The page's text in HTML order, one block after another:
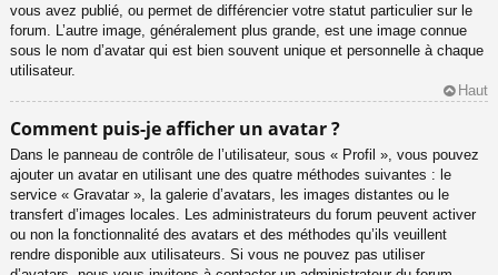
vous avez publié, ou permet de différencier votre statut particulier sur le
forum. L’autre image, généralement plus grande, est une image connue
sous le nom d’avatar qui est bien souvent unique et personnelle à chaque
utilisateur.
Haut
Comment puis-je afficher un avatar ?
Dans le panneau de contrôle de l’utilisateur, sous « Profil », vous pouvez
ajouter un avatar en utilisant une des quatre méthodes suivantes : le
service « Gravatar », la galerie d’avatars, les images distantes ou le
transfert d’images locales. Les administrateurs du forum peuvent activer
ou non la fonctionnalité des avatars et des méthodes qu’ils veuillent
rendre disponible aux utilisateurs. Si vous ne pouvez pas utiliser